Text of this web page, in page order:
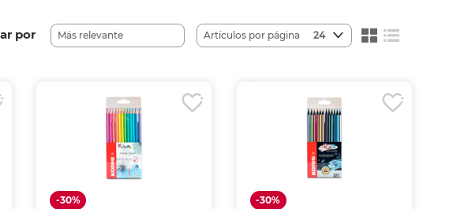
por Artículos por página 24
-30% -30%